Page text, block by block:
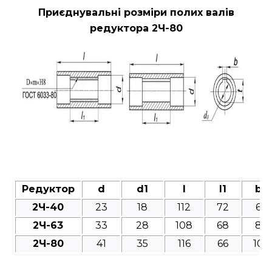
Приєднувальні розміри полих валів
редуктора 2Ч-80
Редуктор d d1 l l1
b
2Ч-40
23 18 112 72
6
2Ч-63
33 28 108 68
8
2Ч-80
41 35 116 66 10